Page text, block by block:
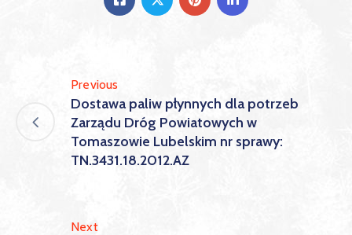
Previous
Dostawa paliw płynnych dla potrzeb
Zarządu Dróg Powiatowych w
Tomaszowie Lubelskim nr sprawy:
TN.3431.18.2012.AZ
Next